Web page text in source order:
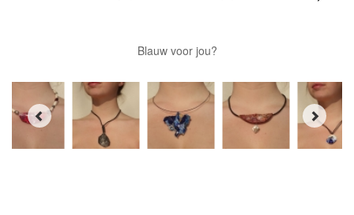
Blauw voor jou?